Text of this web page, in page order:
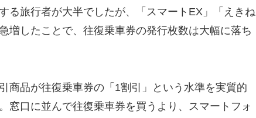
る旅行者が大半でしたが、「スマートEX」「えきね
増したことで、往復乗車券の発行枚数は大幅に落ち
商品が往復乗車券の「1割引」という水準を実質的
窓口に並んで往復乗車券を買うより、スマートフォ